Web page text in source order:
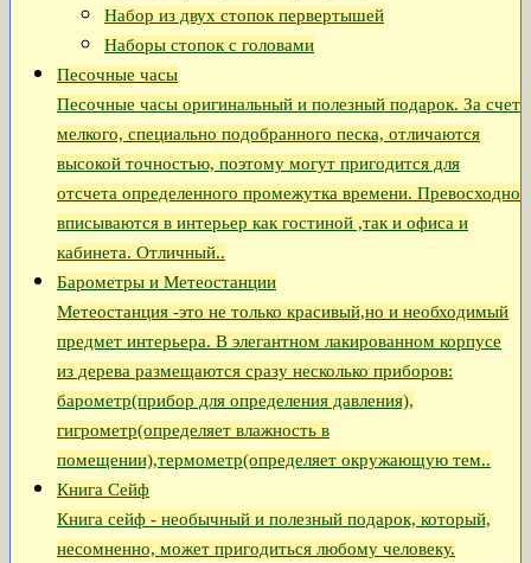
Набор из двух стопок первертышей
Наборы стопок с головами
Песочные часы
Песочные часы оригинальный и полезный подарок. За счет
мелкого, специально подобранного песка, отличаются
высокой точностью, поэтому могут пригодится для
отсчета определенного промежутка времени. Превосходно
вписываются в интерьер как гостиной ,так и офиса и
кабинета. Отличный..
Барометры и Метеостанции
Метеостанция -это не только красивый,но и необходимый
предмет интерьера. В элегантном лакированном корпусе
из дерева размещаются сразу несколько приборов:
барометр(прибор для определения давления),
гигрометр(определяет влажность в
помещении),термометр(определяет окружающую тем..
Книга Сейф
Книга сейф - необычный и полезный подарок, который,
несомненно, может пригодиться любому человеку.